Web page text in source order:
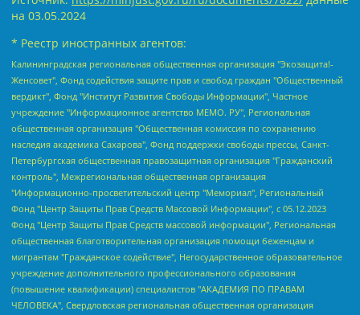
на 03.05.2024
* Реестр иностранных агентов:
Калининградская региональная общественная организация "Экозащита!-Женсовет", Фонд содействия защите прав и свобод граждан "Общественный вердикт", Фонд "Институт Развития Свободы Информации", Частное учреждение "Информационное агентство МЕМО. РУ", Региональная общественная организация "Общественная комиссия по сохранению наследия академика Сахарова", Фонд поддержки свободы прессы, Санкт-Петербургская общественная правозащитная организация "Гражданский контроль", Межрегиональная общественная организация "Информационно-просветительский центр "Мемориал", Региональный Фонд "Центр Защиты Прав Средств Массовой Информации", с 05.12.2023 Фонд "Центр Защиты Прав Средств массовой информации", Региональная общественная благотворительная организация помощи беженцам и мигрантам "Гражданское содействие", Негосударственное образовательное учреждение дополнительного профессионального образования (повышение квалификации) специалистов "АКАДЕМИЯ ПО ПРАВАМ ЧЕЛОВЕКА", Свердловская региональная общественная организация "Сутяжник", Автономная некоммерческая организация "Центр независимых социологических исследований", Союз общественных объединений "Российский исследовательский центр по правам человека", Региональное общественное учреждение научно-информационный центр "МЕМОРИАЛ", Некоммерческая организация "Фонд защиты гласности", Автономная некоммерческая организация "Институт прав человека", Городская общественная организация "Екатеринбургское общество "МЕМОРИАЛ", Городская общественная организация "Рязанское историко-просветительское и правозащитное общество "Мемориал" (Рязанский Мемориал), Челябинский региональный орган общественной самодеятельности – женское общественное объединение "Женщины Евразии", Челябинский региональный орган общественной самодеятельности "Уральская правозащитная группа", Фонд содействия защите здоровья и социальной справедливости имени Андрея Рылькова, Автономная Некоммерческая Организация "Аналитический Центр Юрия Левады", Автономная некоммерческая организация социальной поддержки населения "Проект Апрель", Региональная общественная организация помощи женщинам и детям, находящимся в кризисной ситуации "Информационно-методический центр "Анна", Фонд содействия развитию массовых коммуникаций и правовому просвещению "Так-так-Так", Фонд содействия устойчивому развитию "Серебряная тайга", Свердловский региональный общественный фонд социальных проектов "Новое время", "Idel.Реалии", Кавказ.Реалии, Крым.Реалии, Телеканал Настоящее Время, Татаро-башкирская служба Радио Свобода (Azatliq Radiosi), Радио Свободная Европа/Радио Свобода (PCE/PC), "Сибирь.Реалии", "Фактограф", Благотворительный фонд помощи осужденным и их семьям, Автономная некоммерческая организация "Институт глобализации и социальных движений", Фонд "В защиту прав заключенных", Частное учреждение "Центр поддержки и содействия развитию средств массовой информации", Пензенский региональный общественный благотворительный фонд "Гражданский союз", "Север.Реалии", Некоммерческая организация Фонд "Правовая инициатива", Общество с ограниченной ответственностью "Радио Свободная Европа/Радио Свобода", Чешское информационное агентство "MEDIUM-ORIENT", Красноярская региональная общественная организация "Мы против СПИДа", Камалягин Денис Николаевич, Маркелов Сергей Евгеньевич, Пономарев Лев Александрович, Савицкая Людмила Алексеевна, Автономная некоммерческая организация "Центр по работе с проблемой насилия "НАСИЛИЮ.НЕТ", Межрегиональный профессиональный союз работников здравоохранения "Альянс врачей", Юридическое лицо, зарегистрированное в Латвийской Республике, SIA "Medusa Project" (регистрационный номер 40103797863, дата регистрации 10.06.2014), Некоммерческая организация "Фонд по борьбе с коррупцией", Автономная некоммерческая организация "Институт права и публичной политики", Баданин Роман Сергеевич, Гликин Максим Александрович, Железнова Мария Михайловна, Лукьянова Юлия Сергеевна, Маетная Елизавета Витальевна, Маняхин Петр Борисович, Чуракова Ольга Владимировна, Ярош Юлия Петровна, Юридическое лицо "The Insider SIA", зарегистрированное в Риге, Латвийская Республика (дата регистрации 26.06.2015), являющееся администратором доменного имени интернет-издания "The Insider SIA", https://theins.ru, Постернак Алексей Евгеньевич, Рубин Михаил Аркадьевич, Анин Роман Александрович, Юридическое лицо Istories fonds, зарегистрированное в Латвийской Республике (регистрационный номер 50008295751, дата регистрации 24.02.2020), Великовский Дмитрий Александрович, Долинина Ирина Николаевна, Мароховская Алеся Алексеевна, Шлейнов Роман Юрьевич, Шмагун Олеся Валентиновна, Общество с ограниченной ответственностью "Альтаир 2021", Общество с ограниченной ответственностью "Вега 2021", Общество с ограниченной ответственностью "Главный редактор 2021", Общество с ограниченной ответственностью "Ромашки монолит", Важенков Артем Валерьевич, Ивановская областная общественная организация "Центр гендерных исследований", Гурман Юрий Альбертович, Медиапроект "ОВД-Инфо", Егоров Владимир Владимирович, Жилинский Владимир Александрович, Общество с ограниченной ответственностью "ЗП", Иванова София Юрьевна, Карезина Инна Павловна, Кильтау Екатерина Викторовна, Петров Алексей Викторович, Пискунов Сергей Евгеньевич, Смирнов Сергей Сергеевич, Тихонов Михаил Сергеевич, Общество с ограниченной ответственностью "ЖУРНАЛИСТ-ИНОСТРАННЫЙ АГЕНТ", Арапова Галина Юрьевна, Вольтская Татьяна Анатольевна, Американская компания "Mason G.E.S. Anonymous Foundation" (США), являющаяся владельцем интернет-издания https://mnews.world/, Компания "Stichting Bellingcat", зарегистрированная в Нидерландах (дата регистрации 11.07.2018), Захаров Андрей Вячеславович, Клепиковская Екатерина Дмитриевна, Общество с ограниченной ответственностью "МЕМО", Перл Роман Александрович, Симонов Евгений Алексеевич, Соловьева Елена Анатольевна, Сотников Даниил Владимирович, Сурначева Елизавета Дмитриевна, Автономная некоммерческая организация по защите прав человека и информированию населения "Якутия – Наше Мнение", Общество с ограниченной ответственностью "Москоу диджитал медиа", с 26.01.2023 Общество с ограниченной ответственностью "Чайка Белые сады", Ветошкина Валерия Валерьевна, Заговора Максим Александрович, Межрегиональное общественное движение "Российская ЛГБТ - сеть", Оленичев Максим Владимирович, Павлов Иван Юрьевич, Скворцова Елена Сергеевна, Общество с ограниченной ответственностью "Как бы инагент", Кочетков Игорь Викторович, Общество с ограниченной ответственностью "Честные выборы", Еланчик Олег Александрович, Общество с ограниченной ответственностью "Нобелевский призыв", Гималова Регина Эмилевна, Григорьев Андрей Валерьевич, Григорьева Алина Александровна, Ассоциация по содействию защите прав призывников, альтернативнослужащих и военнослужащих "Правозащитная группа "Гражданин.Армия.Право", Хисамова Регина Фаритовна, Автономная некоммерческая организация по реализации социально-правовых программ "Лилит", Дальневосточное общественное движение "Маяк", Санкт-Петербургская ЛГБТ-инициативная группа "Выход", Инициативная группа ЛГБТ+ "Реверс", Алексеев Андрей Викторович, Бекбулатова Таисия Львовна, Беляев Иван Михайлович, Владыкина Елена Сергеевна, Гельман Марат Александрович, Никульшина Вероника Юрьевна, Толоконникова Надежда Андреевна, Шендерович Виктор Анатольевич, Общество с ограниченной ответственностью "Данное сообщение", Общество с ограниченной ответственностью Издательский дом "Новая глава", Айнбиндер Александра Александровна, Московский комьюнити-центр для ЛГБТ+инициатив, Благотворительный фонд развития филантропии, Deutsche Welle (Германия, Kurt-Schumacher-Strasse 3, 53113 Bonn), Борзунова Мария Михайловна, Воробьев Виктор Викторович, Голубева Анна Львовна, Константинова Алла Михайловна, Малкова Ирина Владимировна, Мурадов Мурад Абдулгалимович, Осетинская Елизавета Николаевна, Понасенков Евгений Николаевич, Ганапольский Матвей Юрьевич, Киселев Евгений Алексеевич, Борухович Ирина Григорьевна, Дремин Иван Тимофеевич, Дубровский Дмитрий Викторович, Красноярская региональная общественная организация поддержки и развития альтернативных образовательных технологий и межкультурных коммуникаций "ИНТЕРРА", Маяковская Екатерина Алексеевна, Фейгин Марк Захарович, Филимонов Андрей Викторович, Дзугкоева Регина Николаевна, Доброхотов Роман Александрович, Дудь Юрий Александрович, Елкин Сергей Владимирович, Кругликов Кирилл Игоревич, Сабунаева Мария Леонидовна, Семенов Алексей Владимирович, Шаинян Карен Багратович, Шульман Екатерина Михайловна, Асафьев Артур Валерьевич, Вахштайн Виктор Семенович, Венедиктов Алексей Алексеевич, Лушникова Екатерина Евгеньевна, Волков Леонид Михайлович, Невзоров Александр Глебович, Пархоменко Сергей Борисович, Сироткин Ярослав Николаевич, Кара-Мурза Владимир Владимирович, Баранова Наталья Владимировна, Гозман Леонид Яковлевич, Кагарлицкий Борис Юльевич, Климарев Михаил Валерьевич, Милов Владимир Станиславович, Автономная некоммерческая организация Краснодарский центр современного искусства "Типография", Моргенштерн Алишер Тагирович, Соболь Любовь Эдуардовна, Общество с ограниченной ответственностью "ЛИЗА НОРМ", Каспаров Гарри Кимович, Ходорковский Михаил Борисович, Общество с ограниченной ответственностью "Апрельские тезисы", Данилович Ирина Брониславовна, Кашин Олег Владимирович, Петров Николай Владимирович, Пивоваров Алексей Владимирович, Соколов Михаил Владимирович, Цветкова Юлия Владимировна, Чичваркин Евгений Александрович, Комитет против пыток/Команда против пыток, Общество с ограниченной ответственностью "Первый научный", Общество с ограниченной ответственностью "Вертолет и ко", Белоцерковская Вероника Борисовна, Кац Максим Евгеньевич, Лазарева Татьяна Юрьевна, Шаведдинов Руслан Табризович, Яшин Илья Валерьевич, Общество с ограниченной ответственностью "Иноагент ААВ", Алешковский Дмитрий Петрович, Альбац Евгения Марковна, Быков Дмитрий Львович, Галямина Юлия Евгеньевна, Лойко Сергей Леонидович, Мартынов Кирилл Константинович, Медведев Сергей Александрович, Крашенинников Федор Геннадиевич, Гордеева Катерина Вл